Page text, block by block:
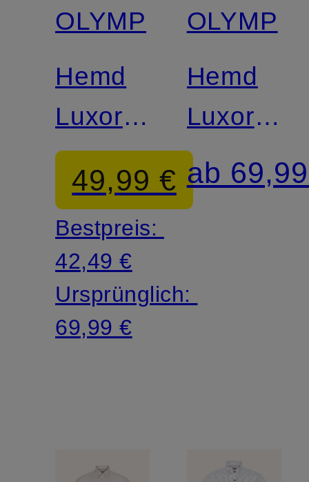
Zertifiziert
OLYMP
Hemd
Luxor
comfort
fit49,99 €
Bestpreis:
42,49 €
Ursprünglich:
69,99 €
Zertifiziert
OLYMP
Hemd
Luxor
comfort
fit
ab